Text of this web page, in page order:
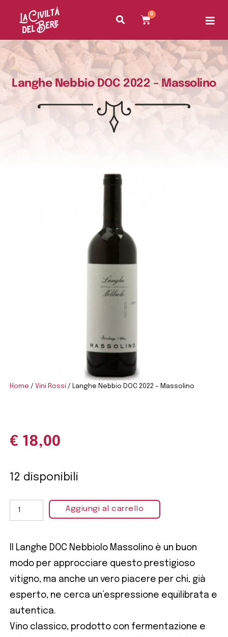
0
Langhe Nebbio DOC 2022 – Massolino
Home / Vini Rossi / Langhe Nebbio DOC 2022 – Massolino
€ 18,00
12 disponibili
Aggiungi al carrello
Il Langhe DOC Nebbiolo Massolino è un buon
modo per approcciare questo prestigioso
vitigno, ma anche un vero piacere per chi, già
esperto, ne cerca un’espressione equilibrata e
autentica.
Vino classico, prodotto con fermentazione e